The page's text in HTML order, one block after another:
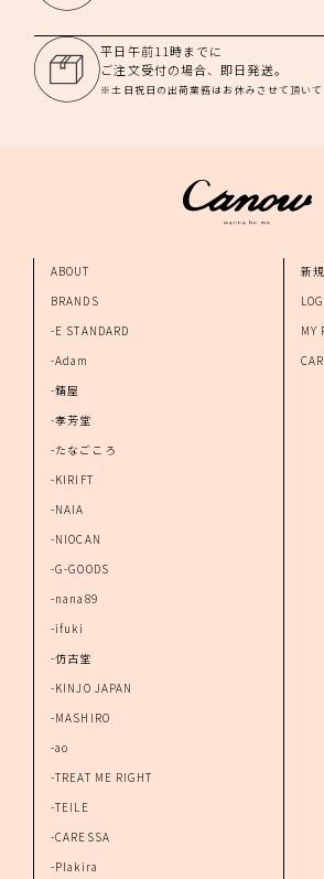
平日午前11時までに
ご注文受付の場合、即日発送。
※土日祝日の出荷業務はお休みさせて頂いて
ABOUT
BRANDS
-E STANDARD
-Adam
-錆屋
-孝芳堂
-たなごころ
-KIRIFT
-NAIA
-NIOCAN
-G-GOODS
-nana89
-ifuki
-仿古堂
-KINJO JAPAN
-MASHIRO
-ao
-TREAT ME RIGHT
-TEILE
-CARESSA
-Plakira
新
MY